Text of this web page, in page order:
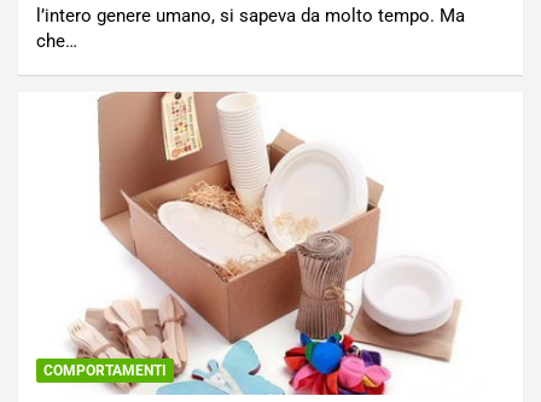
l’intero genere umano, si sapeva da molto tempo. Ma
che…
COMPORTAMENTI